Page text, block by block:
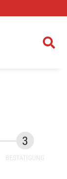
BESTÄTIGUNG